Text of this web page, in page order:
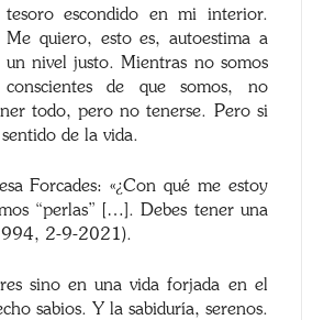
tesoro escondido en mi interior.
Me quiero, esto es, autoestima a
un nivel justo. Mientras no somos
conscientes de que somos, no
todo, pero no tenerse. Pero si
de la vida.
Forcades: «¿Con qué me estoy
“perlas” […]. Debes tener una
2-9-2021).
sino en una vida forjada en el
sabios. Y la sabiduría, serenos.